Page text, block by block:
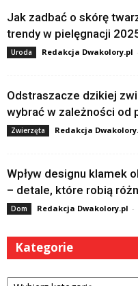
Jak zadbać o skórę
trendy w pielęgnacji
Uroda Redakcja Dwakolory.pl -
Odstraszacze dzikiej
wybrać w zależności od
Zwierzęta Redakcja
Wpływ designu klamek
– detale, które robią
Dom Redakcja Dwakolory.pl -
Kategorie
Kategorie